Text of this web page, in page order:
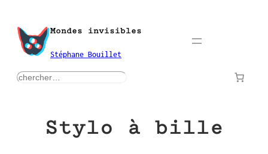
contenu
Mondes invisibles
Stéphane Bouillet
rechercher
Stylo à bille